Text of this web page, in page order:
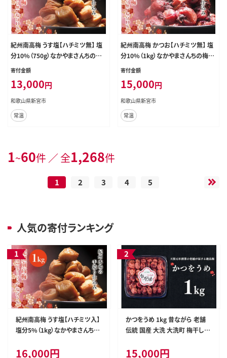
紀州南高梅 うす塩【ハチミツ無】 塩
分10%（750g）なかやまさんちの梅
干 うめ ウメ 梅干し【nky002-175k】
寄付金額
13,000円
和歌山県新宮市
常温
紀州南高梅 かつお【ハチミツ無】 塩
分10%（1kg）なかやまさんちの梅干
【nky002-210k】
寄付金額
15,000円
和歌山県新宮市
常温
1~60件 ／ 全1,268件
1 2 3 4 5
人気の寄付ランキング
紀州南高梅 うす塩【ハチミツ入】
塩分5%（1kg）なかやまさんちの
16,000円
かつをうめ 1kg 昔ながら 老舗
伝統 国産 大洗 大洗町 梅干し
15,000円